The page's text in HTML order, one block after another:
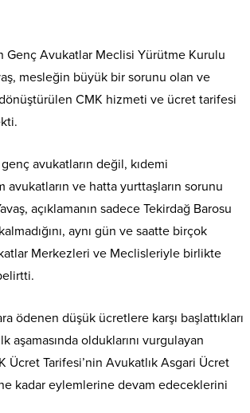
Genç Avukatlar Meclisi Yürütme Kurulu
mesleğin büyük bir sorunu olan ve
CMK hizmeti ve ücret tarifesi
avukatların değil, kıdemi
ve hatta yurttaşların sorunu
açıklamanın sadece Tekirdağ Barosu
aynı gün ve saatte birçok
Merkezleri ve Meclisleriyle birlikte
ödenen düşük ücretlere karşı başlattıkları
aşamasında olduklarını vurgulayan
Ücret Tarifesi’nin Avukatlık Asgari Ücret
kadar eylemlerine devam edeceklerini